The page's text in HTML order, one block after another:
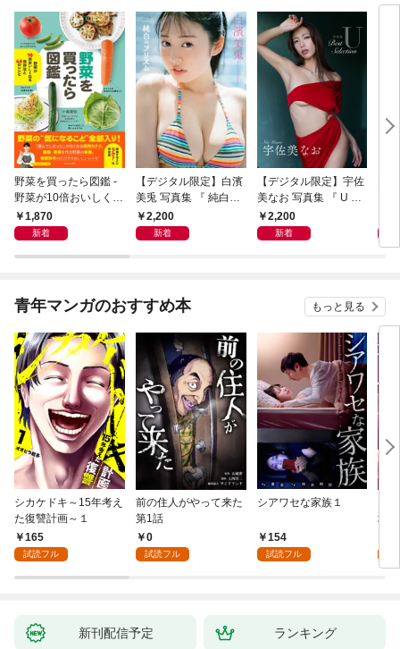
野菜を買ったら図鑑 -
野菜が10倍おいしくな
る保存法と64のレシピ
-
1,870
新着
【デジタル限定】白濱
美兎 写真集 『 純白の
プリズム 』
2,200
新着
【デジタル限定】宇佐
美なお 写真集 『 U ～
Best Selection ～ 』
2,200
新着
青年マンガのおすすめ本 もっと見る
シカケドキ～15年考え
た復讐計画～１
165
試読フル
前の住人がやって来た
第1話
0
試読フル
シアワセな家族１
154
試読フル
地
新刊配信予定 ランキング